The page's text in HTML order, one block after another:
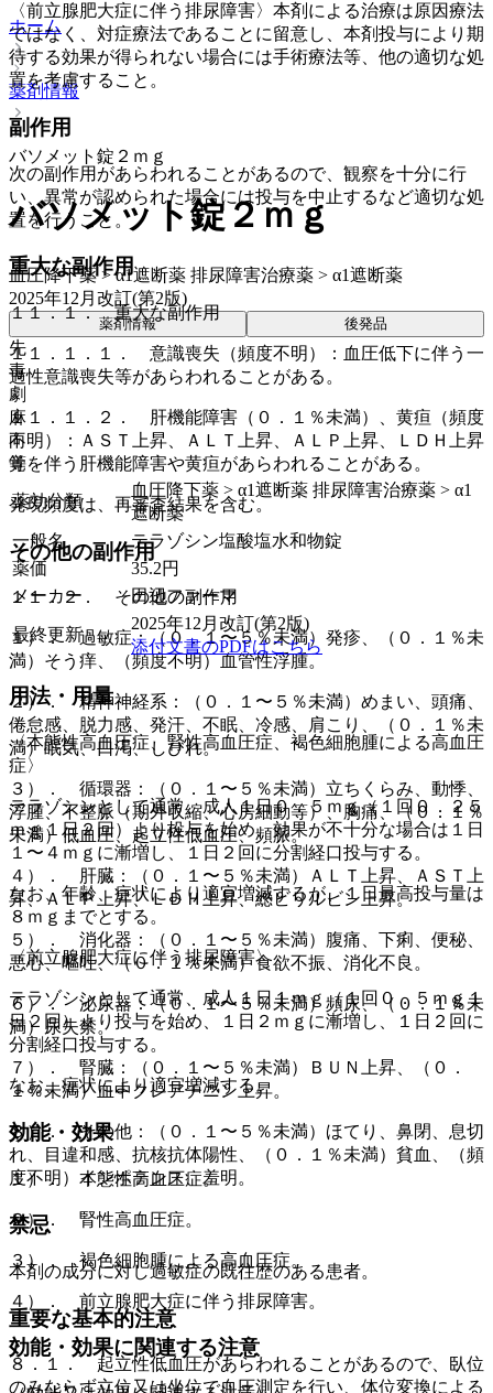
〈前立腺肥大症に伴う排尿障害〉本剤による治療は原因療法
ではなく、対症療法であることに留意し、本剤投与により期
待する効果が得られない場合には手術療法等、他の適切な処
置を考慮すること。
副作用
次の副作用があらわれることがあるので、観察を十分に行
い、異常が認められた場合には投与を中止するなど適切な処
置を行うこと。
重大な副作用
１１．１． 重大な副作用
１１．１．１． 意識喪失（頻度不明）：血圧低下に伴う一
過性意識喪失等があらわれることがある。
１１．１．２． 肝機能障害（０．１％未満）、黄疸（頻度
不明）：ＡＳＴ上昇、ＡＬＴ上昇、ＡＬＰ上昇、ＬＤＨ上昇
等を伴う肝機能障害や黄疸があらわれることがある。
発現頻度は、再審査結果を含む。
その他の副作用
１１．２． その他の副作用
１）． 過敏症：（０．１〜５％未満）発疹、（０．１％未
満）そう痒、（頻度不明）血管性浮腫。
２）． 精神神経系：（０．１〜５％未満）めまい、頭痛、
倦怠感、脱力感、発汗、不眠、冷感、肩こり、（０．１％未
満）眠気、口渇、しびれ。
３）． 循環器：（０．１〜５％未満）立ちくらみ、動悸、
浮腫、不整脈（期外収縮、心房細動等）、胸痛、（０．１％
未満）低血圧、起立性低血圧、頻脈。
４）． 肝臓：（０．１〜５％未満）ＡＬＴ上昇、ＡＳＴ上
昇、ＡＬＰ上昇、ＬＤＨ上昇、総ビリルビン上昇。
５）． 消化器：（０．１〜５％未満）腹痛、下痢、便秘、
悪心、嘔吐、（０．１％未満）食欲不振、消化不良。
６）． 泌尿器：（０．１〜５％未満）頻尿、（０．１％未
満）尿失禁。
７）． 腎臓：（０．１〜５％未満）ＢＵＮ上昇、（０．
１％未満）血中クレアチニン上昇。
８）． その他：（０．１〜５％未満）ほてり、鼻閉、息切
れ、目違和感、抗核抗体陽性、（０．１％未満）貧血、（頻
度不明）インポテンス、羞明。
禁忌
本剤の成分に対し過敏症の既往歴のある患者。
重要な基本的注意
８．１． 起立性低血圧があらわれることがあるので、臥位
のみならず立位又は坐位で血圧測定を行い、体位変換による
ホーム
薬剤情報
バソメット錠２ｍｇ
バソメット錠２ｍｇ
血圧降下薬 > α1遮断薬 排尿障害治療薬 > α1遮断薬
2025年12月改訂(第2版)
薬剤情報 後発品
先
毒
劇
麻
向
覚
薬効分類
血圧降下薬 > α1遮断薬 排尿障害治療薬 > α1
遮断薬
一般名
テラゾシン塩酸塩水和物錠
薬価
35.2円
メーカー
田辺ファーマ
最終更新
2025年12月改訂(第2版)
添付文書のPDFはこちら
用法・用量
〈本態性高血圧症、腎性高血圧症、褐色細胞腫による高血圧
症〉
テラゾシンとして通常、成人１日０．５ｍｇ（１回０．２５
ｍｇ１日２回）より投与を始め、効果が不十分な場合は１日
１〜４ｍｇに漸増し、１日２回に分割経口投与する。
なお、年齢、症状により適宜増減するが、１日最高投与量は
８ｍｇまでとする。
〈前立腺肥大症に伴う排尿障害〉
テラゾシンとして通常、成人１日１ｍｇ（１回０．５ｍｇ１
日２回）より投与を始め、１日２ｍｇに漸増し、１日２回に
分割経口投与する。
なお、症状により適宜増減する。
効能・効果
１）． 本態性高血圧症。
２）． 腎性高血圧症。
３）． 褐色細胞腫による高血圧症。
４）． 前立腺肥大症に伴う排尿障害。
効能・効果に関連する注意